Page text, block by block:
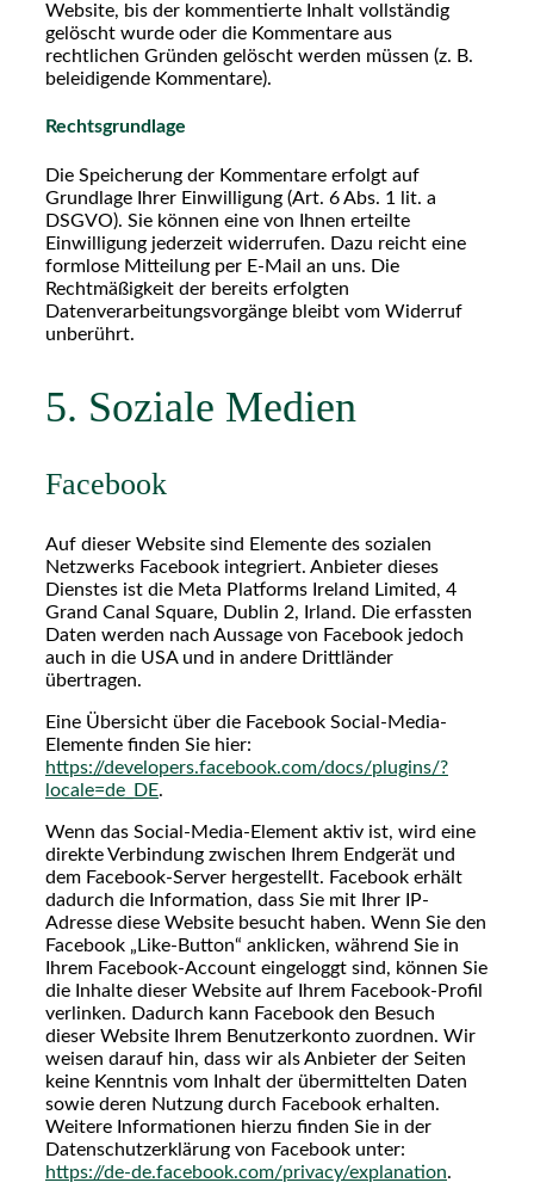
Website, bis der kommentierte Inhalt vollständig
gelöscht wurde oder die Kommentare aus
rechtlichen Gründen gelöscht werden müssen (z. B.
beleidigende Kommentare).
Rechtsgrundlage
Die Speicherung der Kommentare erfolgt auf
Grundlage Ihrer Einwilligung (Art. 6 Abs. 1 lit. a
DSGVO). Sie können eine von Ihnen erteilte
Einwilligung jederzeit widerrufen. Dazu reicht eine
formlose Mitteilung per E-Mail an uns. Die
Rechtmäßigkeit der bereits erfolgten
Datenverarbeitungsvorgänge bleibt vom Widerruf
unberührt.
5. Soziale Medien
Facebook
Auf dieser Website sind Elemente des sozialen
Netzwerks Facebook integriert. Anbieter dieses
Dienstes ist die Meta Platforms Ireland Limited, 4
Grand Canal Square, Dublin 2, Irland. Die erfassten
Daten werden nach Aussage von Facebook jedoch
auch in die USA und in andere Drittländer
übertragen.
Eine Übersicht über die Facebook Social-Media-
Elemente finden Sie hier:
https://developers.facebook.com/docs/plugins/?
locale=de_DE.
Wenn das Social-Media-Element aktiv ist, wird eine
direkte Verbindung zwischen Ihrem Endgerät und
dem Facebook-Server hergestellt. Facebook erhält
dadurch die Information, dass Sie mit Ihrer IP-
Adresse diese Website besucht haben. Wenn Sie den
Facebook „Like-Button“ anklicken, während Sie in
Ihrem Facebook-Account eingeloggt sind, können Sie
die Inhalte dieser Website auf Ihrem Facebook-Profil
verlinken. Dadurch kann Facebook den Besuch
dieser Website Ihrem Benutzerkonto zuordnen. Wir
weisen darauf hin, dass wir als Anbieter der Seiten
keine Kenntnis vom Inhalt der übermittelten Daten
sowie deren Nutzung durch Facebook erhalten.
Weitere Informationen hierzu finden Sie in der
Datenschutzerklärung von Facebook unter:
https://de-de.facebook.com/privacy/explanation.